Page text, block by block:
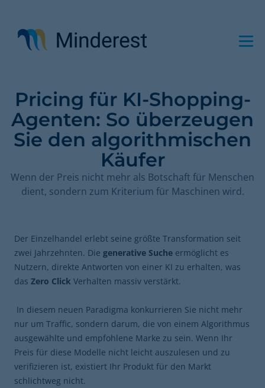
Inhalt
Pricing für KI-Shopping-
Agenten: So überzeugen
Sie den algorithmischen
Käufer
Wenn der Preis nicht mehr als Botschaft für Menschen
dient, sondern zum Kriterium für Maschinen wird.
Der Einzelhandel erlebt seine größte Transformation seit
zwei Jahrzehnten. Die generative Suche ermöglicht es
Nutzern, direkte Antworten von einer KI zu erhalten, was
das Zero Click Verhalten massiv verstärkt.
In diesem neuen Paradigma konkurrieren Sie nicht mehr
nur um Traffic, sondern darum, die von einem Algorithmus
ausgewählte und empfohlene Marke zu sein. Wenn Ihr
Preis für diese Modelle nicht leicht auszulesen und zu
verifizieren ist, existiert Ihr Produkt für den Markt
schlichtweg nicht.